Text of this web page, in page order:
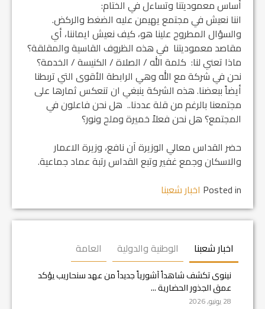
أساس معموديتنا وتساءل في الختام:
اننا نعيش في مجتمع يهيمن عليه الضغط والركض.
والسؤال المطروح علينا هو، كيف نعيش ايماننا، أي
مقاصد معموديتنا في هذه الظروف القاسية والمقلقة؟
ماذا تعني لنا: كلمة الله / الصلاة / الكنيسة / الخدمة؟
نحن في شركة مع الله وهي الرابطة الأقوى التي تربطنا
أيضاً ببعضنا. هذه الشركة ينبغي ان تنعكس ثمارها على
مجتمعنا بالرغم من قلة عددنا.. هل نحن فاعلون في
المجتمع؟ هل نحن فعلاً خميرة وملح ونور؟
حضر القداس معالي الوزيرة آن نافع، وزيرة الاعمار
والاسكان وجمع غفير وتبع القداس رتبة عماد جماعية.
Posted in اخبار شعبنا
اخبار شعبنا الوطنية والدولية العامة
نينوى تكشف شاهداً آشورياً جديداً من عهد سنحاريب يؤكد
عمق الجذور الحضارية ...
28 يونيو, 2026